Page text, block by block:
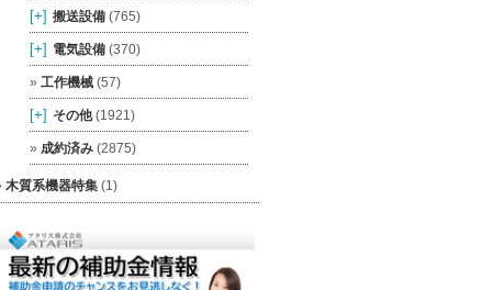
[+] 搬送設備(765)
[+] 電気設備(370)
工作機械(57)
[+] その他(1921)
成約済み(2875)
木質系機器特集(1)